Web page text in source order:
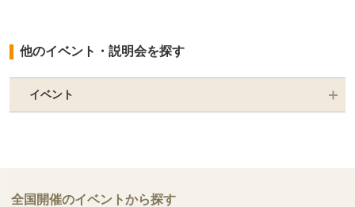
他のイベント・説明会を探す
イベント
全国開催のイベントから探す